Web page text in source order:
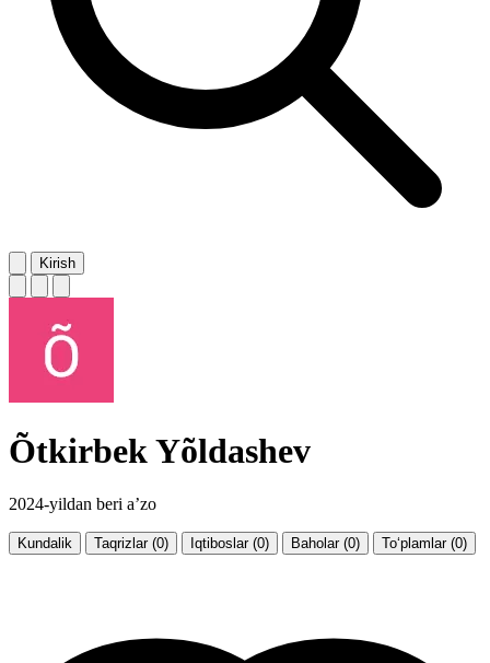
Kirish
Õtkirbek Yõldashev
2024-yildan beri a’zo
Kundalik Taqrizlar (0) Iqtiboslar (0) Baholar (0) To‘plamlar (0)